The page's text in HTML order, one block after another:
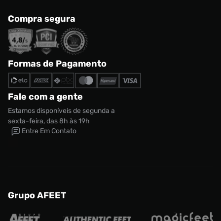
Compra segura
Formas de Pagamento
Fale com a gente
Estamos disponíveis de segunda a
sexta-feira, das 8h às 19h
Entre Em Contato
Grupo AFEET